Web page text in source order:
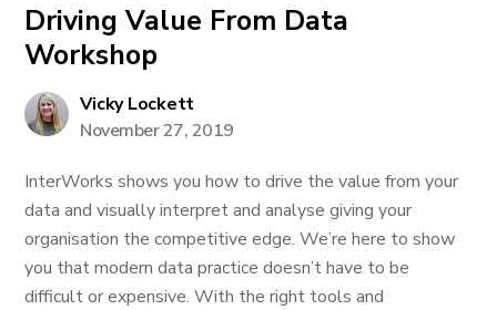
Driving Value From Data
Workshop
Vicky Lockett
November 27, 2019
InterWorks shows you how to drive the value from your
data and visually interpret and analyse giving your
organisation the competitive edge. We’re here to show
you that modern data practice doesn’t have to be
difficult or expensive. With the right tools and